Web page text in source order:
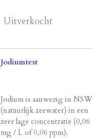
Uitverkocht
Jodiumtest
Jodium is aanwezig in NSW
(natuurlijk zeewater) in een
zeer lage concentratie (0,06
mg / L of 0,06 ppm).